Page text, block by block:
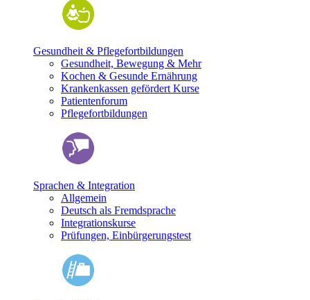
Gesundheit & Pflegefortbildungen
Gesundheit, Bewegung & Mehr
Kochen & Gesunde Ernährung
Krankenkassen gefördert Kurse
Patientenforum
Pflegefortbildungen
Sprachen & Integration
Allgemein
Deutsch als Fremdsprache
Integrationskurse
Prüfungen, Einbürgerungstest